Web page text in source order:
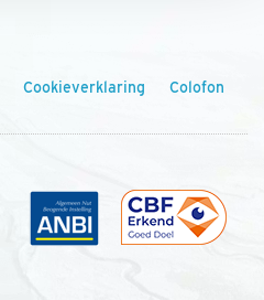
Cookieverklaring Colofon